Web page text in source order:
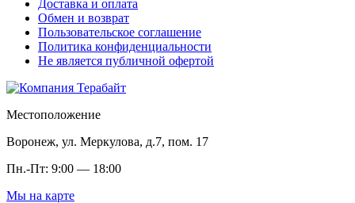
Доставка и оплата
Обмен и возврат
Пользовательское соглашение
Политика конфиденциальности
Не является публичной офертой
Местоположение
Воронеж, ул. Меркулова, д.7, пом. 17
Пн.-Пт: 9:00 — 18:00
Мы на карте